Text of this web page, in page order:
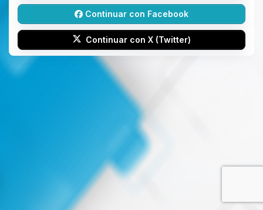
Continuar con Facebook
Continuar con X (Twitter)